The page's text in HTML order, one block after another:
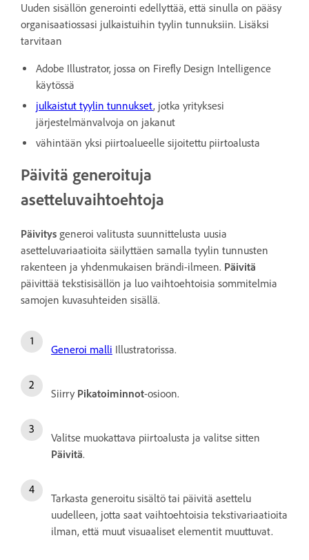
Uuden sisällön generointi edellyttää, että sinulla on pääsy
organisaatiossasi julkaistuihin tyylin tunnuksiin. Lisäksi
tarvitaan
Adobe Illustrator, jossa on Firefly Design Intelligence
käytössä
julkaistut tyylin tunnukset, jotka yrityksesi
järjestelmänvalvoja on jakanut
vähintään yksi piirtoalueelle sijoitettu piirtoalusta
Päivitä generoituja
asetteluvaihtoehtoja
Päivitys generoi valitusta suunnittelusta uusia
asetteluvariaatioita säilyttäen samalla tyylin tunnusten
rakenteen ja yhdenmukaisen brändi-ilmeen. Päivitä
päivittää tekstisisällön ja luo vaihtoehtoisia sommitelmia
samojen kuvasuhteiden sisällä.
Generoi malli Illustratorissa.
Siirry Pikatoiminnot-osioon.
Valitse muokattava piirtoalusta ja valitse sitten
Päivitä.
Tarkasta generoitu sisältö tai päivitä asettelu
uudelleen, jotta saat vaihtoehtoisia tekstivariaatioita
ilman, että muut visuaaliset elementit muuttuvat.